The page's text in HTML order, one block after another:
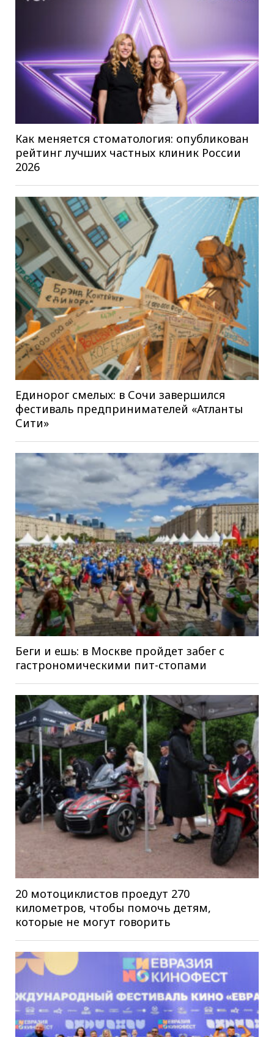
Как меняется стоматология: опубликован
рейтинг лучших частных клиник России
2026
Единорог смелых: в Сочи завершился
фестиваль предпринимателей «Атланты
Сити»
Беги и ешь: в Москве пройдет забег с
гастрономическими пит-стопами
20 мотоциклистов проедут 270
километров, чтобы помочь детям,
которые не могут говорить